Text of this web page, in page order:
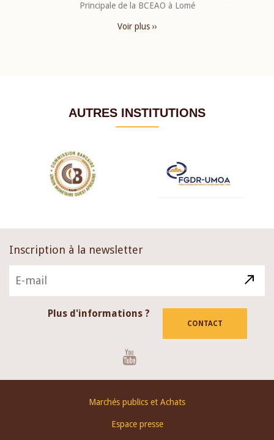
Principale de la BCEAO à Lomé
Voir plus ››
AUTRES INSTITUTIONS
Inscription à la newsletter
Plus d'informations ?
CONTACT
Marchés publics et Achats
Espace presse